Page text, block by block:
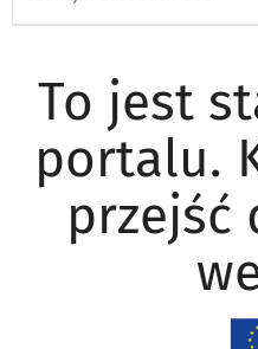
To jest
portalu.
przejść